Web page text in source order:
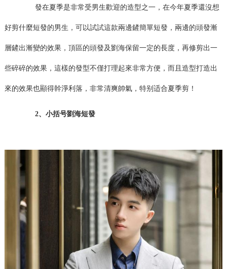
發在夏季是非常受男生歡迎的造型之一，在今年夏季還沒想
好剪什麼短發的男生，可以試試這款兩邊鏟簡單短發，兩邊的頭發漸
層鏟出漸變的效果，頂區的頭發及劉海保留一定的長度，再修剪出一
些碎碎的效果，這樣的發型不僅打理起來非常方便，而且造型打造出
來的效果也顯得幹淨利落，非常清爽帥氣，特别适合夏季剪！
2、小括号劉海短發